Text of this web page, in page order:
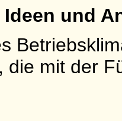
und
, die mit der